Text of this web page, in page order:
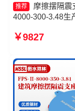
推荐
摩擦摆隔震
4000-300-3.48生
摆隔震支座FPSII-
座生产厂家一套
￥9827